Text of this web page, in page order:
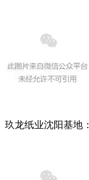
玖龙纸业沈阳基地：